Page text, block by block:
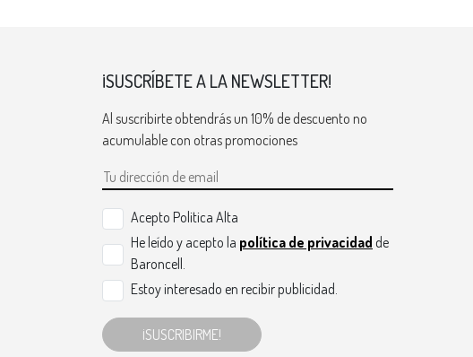
¡SUSCRÍBETE A LA NEWSLETTER!
Al suscribirte obtendrás un 10% de descuento no
acumulable con otras promociones
Acepto Politica Alta
He leído y acepto la política de privacidad de
Baroncell.
Estoy interesado en recibir publicidad.
¡SUSCRIBIRME!